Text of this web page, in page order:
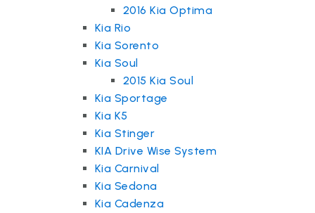
2016 Kia Optima
Kia Rio
Kia Sorento
Kia Soul
2015 Kia Soul
Kia Sportage
Kia K5
Kia Stinger
KIA Drive Wise System
Kia Carnival
Kia Sedona
Kia Cadenza